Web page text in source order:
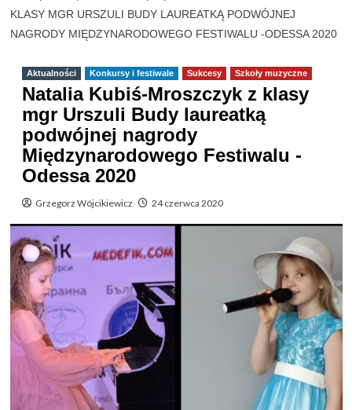
KLASY MGR URSZULI BUDY LAUREATKĄ PODWÓJNEJ
NAGRODY MIĘDZYNARODOWEGO FESTIWALU -ODESSA 2020
Aktualności Konkursy i festiwale Sukcesy Szkoły muzyczne
Natalia Kubiś-Mroszczyk z klasy
mgr Urszuli Budy laureatką
podwójnej nagrody
Międzynarodowego Festiwalu -
Odessa 2020
Grzegorz Wójcikiewicz 24 czerwca 2020